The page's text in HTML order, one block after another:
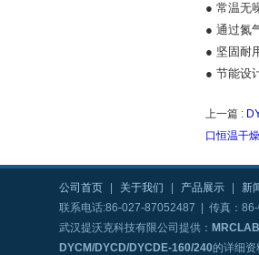
● 常温无
● 通过氮
● 坚固耐
● 节能设
上一篇 :
口恒温干
公司首页 关于我们 产品展示 新
联系电话:86-027-87052487 | 传真：
武汉提沃克科技有限公司提供：
DYCM/DYCD/DYCDE-160/240的详细资